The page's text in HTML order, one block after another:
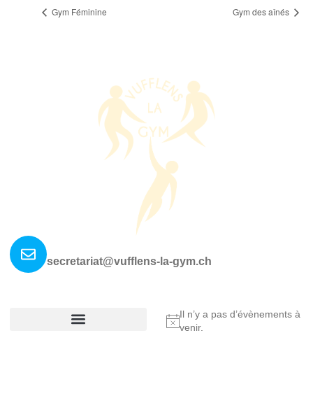
Gym Féminine Gym des aînés
secretariat@vufflens-la-gym.ch
Notice
Il n’y a pas d’évènements à
venir.